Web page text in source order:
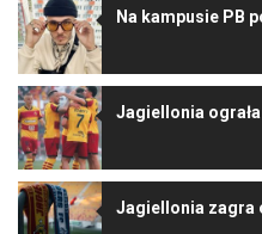
Na kampusie PB
Jagiellonia
Jagiellonia zagra